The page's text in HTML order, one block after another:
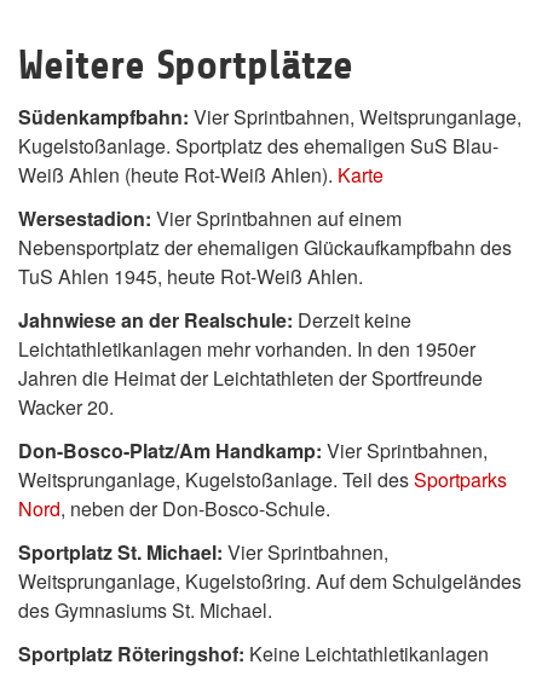
Weitere Sportplätze
Südenkampfbahn: Vier Sprintbahnen, Weitsprunganlage,
Kugelstoßanlage. Sportplatz des ehemaligen SuS Blau-
Weiß Ahlen (heute Rot-Weiß Ahlen). Karte
Wersestadion: Vier Sprintbahnen auf einem
Nebensportplatz der ehemaligen Glückaufkampfbahn des
TuS Ahlen 1945, heute Rot-Weiß Ahlen.
Jahnwiese an der Realschule: Derzeit keine
Leichtathletikanlagen mehr vorhanden. In den 1950er
Jahren die Heimat der Leichtathleten der Sportfreunde
Wacker 20.
Don-Bosco-Platz/Am Handkamp: Vier Sprintbahnen,
Weitsprunganlage, Kugelstoßanlage. Teil desSportparks
Nord, neben der Don-Bosco-Schule.
Sportplatz St. Michael: Vier Sprintbahnen,
Weitsprunganlage, Kugelstoßring. Auf dem Schulgeländes
des Gymnasiums St. Michael.
Sportplatz Röteringshof: Keine Leichtathletikanlagen